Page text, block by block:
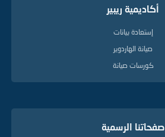
أكاديمية ريبير
إستعادة بيانات
صيانة الهاردوير
كورسات صيانة
صفحاتنا الرسمية